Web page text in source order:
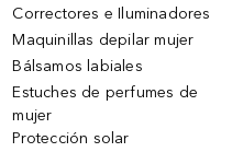
Correctores e Iluminadores
Maquinillas depilar mujer
Bálsamos labiales
Estuches de perfumes de
mujer
Protección solar